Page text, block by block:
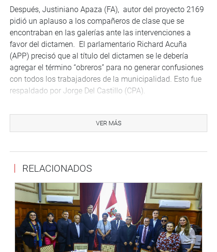
Después, Justiniano Apaza (FA), autor del proyecto 2169
pidió un aplauso a los compañeros de clase que se
encontraban en las galerías ante las intervenciones a
favor del dictamen. El parlamentario Richard Acuña
(APP) precisó que al título del dictamen se le debería
agregar el término “obreros” para no generar confusiones
con todos los trabajadores de la municipalidad. Esto fue
respaldado por Jorge Del Castillo (CPA).
Rogelio Tucto (FA), durante su intervención pidió que los
diferentes puestos frente a los extranjeros. “En la medida
de nuestras posibilidades ayudaremos a los extranjeros
pero primero son los puestos para los connacionales”,
manifestó.
Ante lo expuesto, causó rechazo a los parlamentarios Del
Castillo y Karla Schaeffer (FP), quienes calificaron sus
expresiones como xenófobas. “No habla bien de una
persona que dé lo que le sobra”, sentenciaron. (MCGH)
VER MÁS
RELACIONADOS